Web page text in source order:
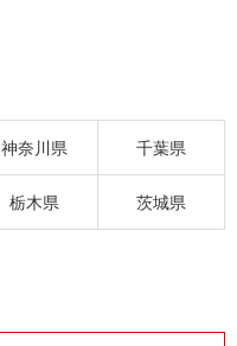
神奈川県 千葉県
栃木県 茨城県